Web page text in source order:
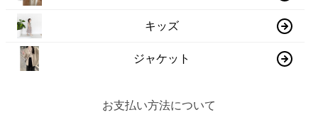
キッズ
ジャケット
お支払い方法について